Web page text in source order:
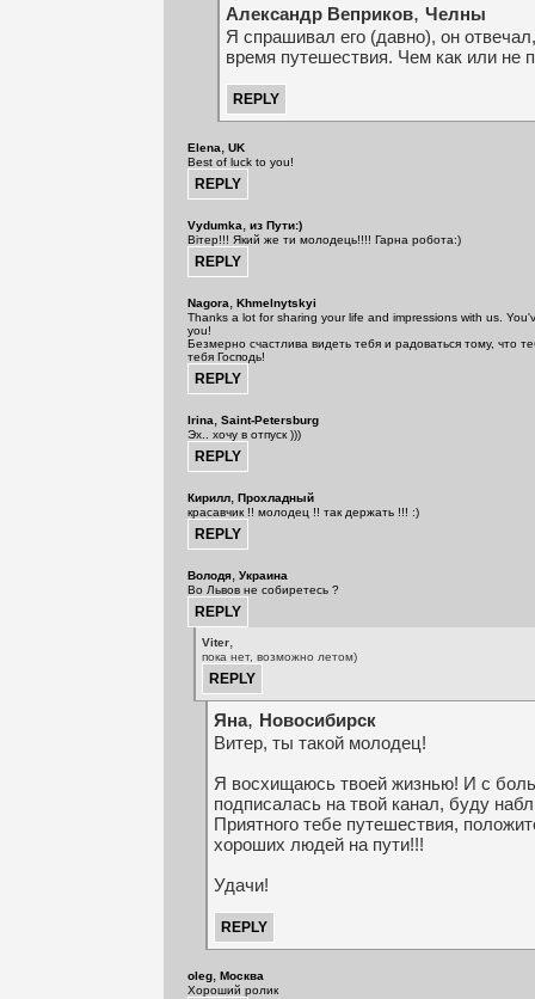
Александр Веприков, Челны
Я спрашивал его (давно), он
время путешествия. Чем как или не
Elena, UK
Best of luck to you!
Vydumka, из Пути:)
Вітер!!! Який же ти молодець!!!! Гарна робота:)
Nagora, Khmelnytskyi
Thanks a lot for sharing your life and impressions with us.
you!
Безмерно счастлива видеть тебя и радоваться тому, что
тебя Господь!
Irina, Saint-Petersburg
Эх.. хочу в отпуск )))
Кирилл, Прохладный
красавчик !! молодец !! так держать !!! :)
Володя, Украина
Во Львов не собиретесь ?
Viter,
пока нет, возможно летом)
Яна, Новосибирск
Витер, ты такой молодец!
Я восхищаюсь твоей жизнью! И с
подписалась на твой канал, буду
Приятного тебе путешествия,
хороших людей на пути!!!
Удачи!
oleg, Москва
Хороший ролик